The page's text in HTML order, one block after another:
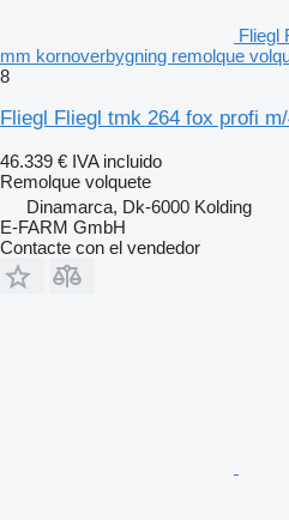
Fliegl
mm kornoverbygning remolque
8
Fliegl Fliegl tmk 264 fox profi
46.339 € IVA incluido
Remolque volquete
Dinamarca, Dk-6000 Kolding
E-FARM GmbH
Contacte con el vendedor